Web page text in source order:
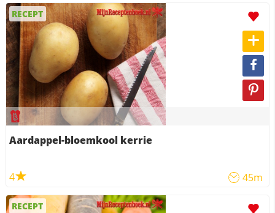
RECEPT
Aardappel-bloemkool kerrie
4 45m
RECEPT